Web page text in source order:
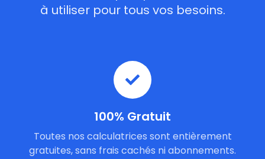
à utiliser pour tous vos besoins.
100% Gratuit
Toutes nos calculatrices sont entièrement
gratuites, sans frais cachés ni abonnements.